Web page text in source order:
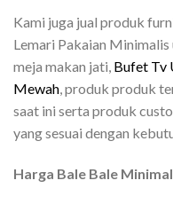
Kami juga jual produk
Lemari Pakaian
meja makan jati, Bufet Tv
Mewah, produk produk
saat ini serta produk
yang sesuai dengan
Harga Bale Bale